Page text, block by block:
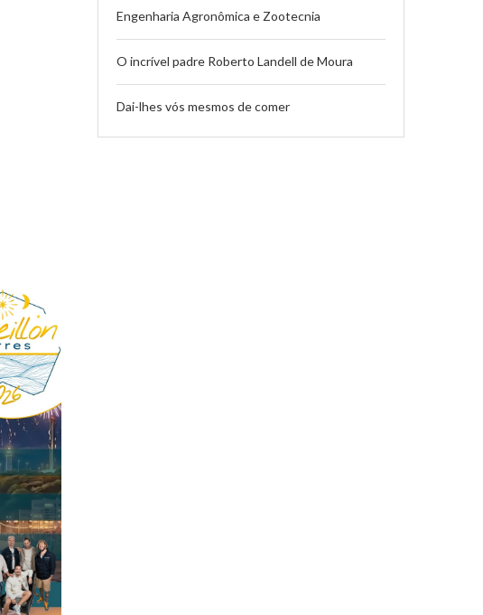
Engenharia Agronômica e Zootecnia
O incrível padre Roberto Landell de Moura
Dai-lhes vós mesmos de comer